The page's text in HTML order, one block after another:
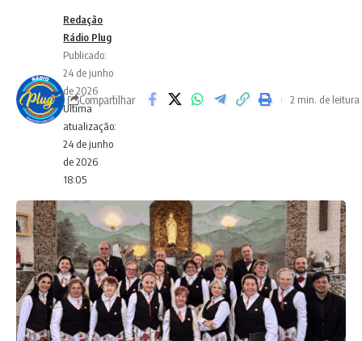
Ultima
atualização:
24 de junho
de 2026
18:05
Redação
Rádio Plug
Publicado:
24 de junho
de 2026
Compartilhar 2 min. de leitura